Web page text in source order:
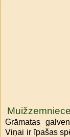
Grāmatas
Viņai ir īpašas